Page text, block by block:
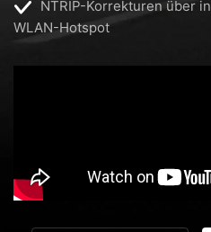
NTRIP-Korrekturen über
WLAN-Hotspot